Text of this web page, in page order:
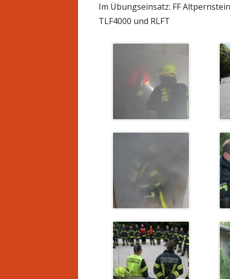
öffnen
Im Übungseinsatz: FF
TLF4000 und RLFT